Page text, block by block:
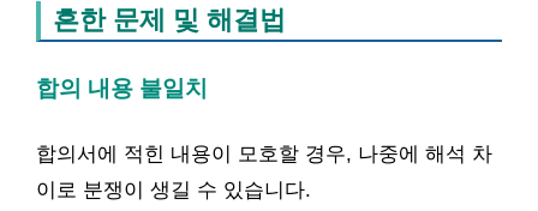
흔한 문제 및 해결법
합의 내용 불일치
합의서에 적힌 내용이 모호할 경우, 나중에 해석 차
이로 분쟁이 생길 수 있습니다.